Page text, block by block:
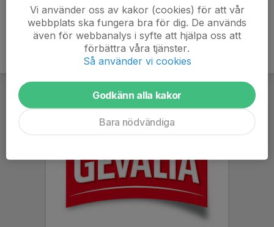
Vi använder oss av kakor (cookies) för att vår
webbplats ska fungera bra för dig. De används
även för webbanalys i syfte att hjälpa oss att
förbättra våra tjänster.
Så använder vi cookies
Godkänn alla kakor
Bara nödvändiga